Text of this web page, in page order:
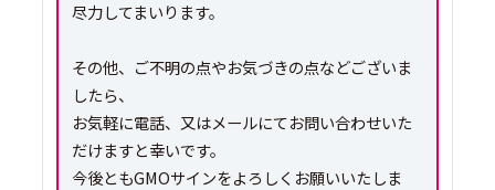
尽力してまいります。
その他、ご不明の点やお気づきの点などございま
したら、
お気軽に電話、又はメールにてお問い合わせいた
だけますと幸いです。
今後ともGMOサインをよろしくお願いいたしま